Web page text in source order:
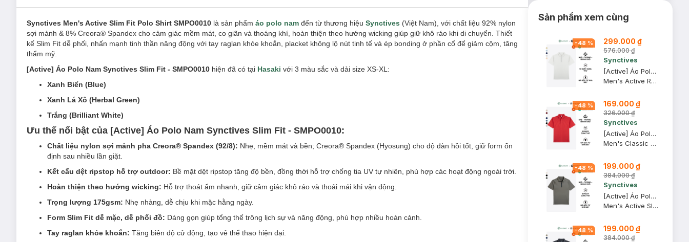
Synctives Men's Active Slim Fit Polo Shirt SMPO0010 là sản phẩm áo polo nam đến từ thương hiệu Synctives (Việt Nam), với chất liệu 92% nylon
sợi mảnh & 8% Creora® Spandex cho cảm giác mềm mát, co giãn và thoáng khí, hoàn thiện theo hướng wicking giúp giữ khô ráo khi di chuyển. Thiết
kế Slim Fit dễ phối, nhấn mạnh tinh thần năng động với tay raglan khỏe khoắn, placket không lộ nút tinh tế và ép bonding ở phần cổ để giảm cộm, tăng
thẩm mỹ.
[Active] Áo Polo Nam Synctives Slim Fit - SMPO0010 hiện đã có tại Hasaki với 3 màu sắc và dải size XS-XL:
Xanh Biển (Blue)
Xanh Lá Xô (Herbal Green)
Trắng (Brilliant White)
Ưu thế nổi bật của [Active] Áo Polo Nam Synctives Slim Fit - SMPO0010:
Chất liệu nylon sợi mảnh pha Creora® Spandex (92/8): Nhẹ, mềm mát và bền; Creora® Spandex (Hyosung) cho độ đàn hồi tốt, giữ form ổn
định sau nhiều lần giặt.
Kết cấu dệt ripstop hỗ trợ outdoor: Bề mặt dệt ripstop tăng độ bền, đồng thời hỗ trợ chống tia UV tự nhiên, phù hợp các hoạt động ngoài trời.
Hoàn thiện theo hướng wicking: Hỗ trợ thoát ẩm nhanh, giữ cảm giác khô ráo và thoải mái khi vận động.
Trọng lượng 175gsm: Nhẹ nhàng, dễ chịu khi mặc hằng ngày.
Form Slim Fit dễ mặc, dễ phối đồ: Dáng gọn giúp tổng thể trông lịch sự và năng động, phù hợp nhiều hoàn cảnh.
Tay raglan khỏe khoắn: Tăng biên độ cử động, tạo vẻ thể thao hiện đại.
Sản phẩm xem cùng
-48 % 299.000 ₫
576.000 ₫
Synctives
[Active] Áo Polo Nam Synctives Regular Fit, Xám Nhạt, XL - SMPO0009
Men's Active Regular Fit Polo Shirt
-48 % 169.000 ₫
326.000 ₫
Synctives
[Active] Áo Polo Nam Synctives Classic Fit, Đỏ Rượu, XL - CMPO0013
Men's Classic Fit Polo Shirt
-48 % 199.000 ₫
384.000 ₫
Synctives
[Active] Áo Polo Nam Synctives Tay Raglan Slim Fit, Xanh Trà, M - SMPO0011
Men's Active Slim Fit Raglan Polo Shirt
-48 % 199.000 ₫
384.000 ₫